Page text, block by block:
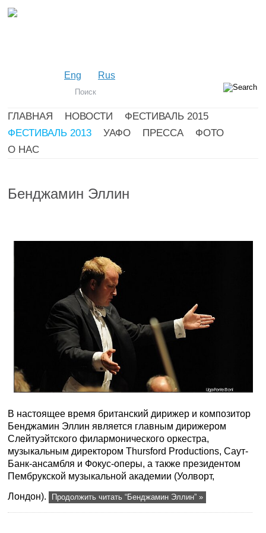
Eng Rus
ГЛАВНАЯ НОВОСТИ
ФЕСТИВАЛЬ 2015
ФЕСТИВАЛЬ 2013
УАФО ПРЕССА
ФОТО
О НАС
Бенджамин Эллин
В настоящее время британский дирижер и композитор
Бенджамин Эллин является главным дирижером
Слейтуэйтского филармонического оркестра,
музыкальным директором Thursford Productions, Саут-
Банк-ансамбля и Фокус-оперы, а также президентом
Пембрукской музыкальной академии (Уолворт,
Лондон).
Продолжить читать “Бенджамин Эллин” »